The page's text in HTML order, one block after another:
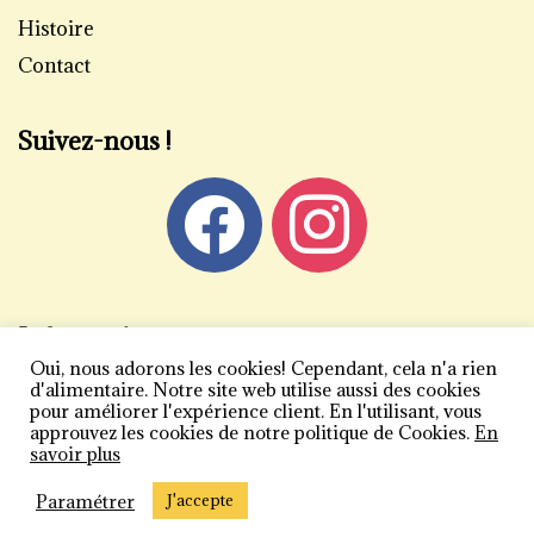
Histoire
Contact
Suivez-nous !
Informations
Mentions légales
Politique de confidentialité
Conditions générales de vente
Plan du site
Oui, nous adorons les cookies! Cependant, cela n'a rien
d'alimentaire. Notre site web utilise aussi des cookies
pour améliorer l'expérience client. En l'utilisant, vous
approuvez les cookies de notre politique de Cookies. En
savoir plus
Paramétrer
J'accepte